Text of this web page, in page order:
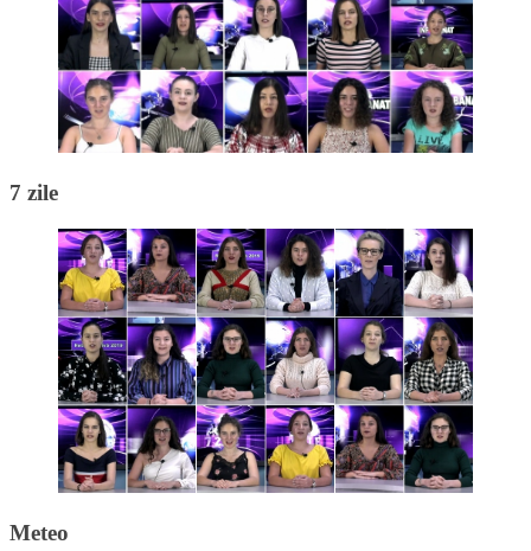
7 zile
Meteo